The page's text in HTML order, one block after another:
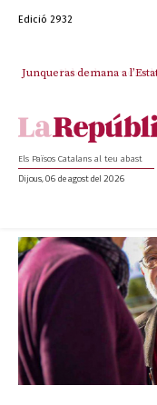
Edició 2932
Junqueras demana a
L’abandonament de
Els Països Catalans al teu abast
Dijous, 06 de agost del 2026